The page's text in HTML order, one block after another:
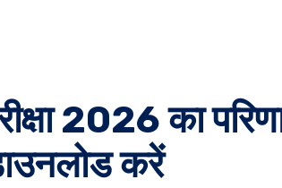
2026 का
करें